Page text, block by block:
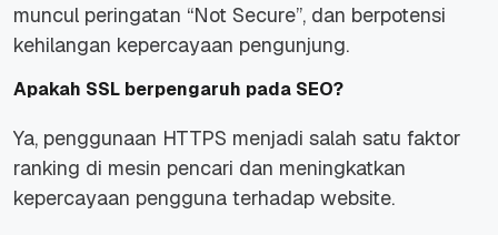
muncul peringatan “Not Secure”, dan berpotensi
kehilangan kepercayaan pengunjung.
Apakah SSL berpengaruh pada SEO?
Ya, penggunaan HTTPS menjadi salah satu faktor
ranking di mesin pencari dan meningkatkan
kepercayaan pengguna terhadap website.